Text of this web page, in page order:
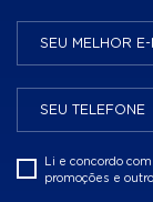
Li e concordo com
promoções e